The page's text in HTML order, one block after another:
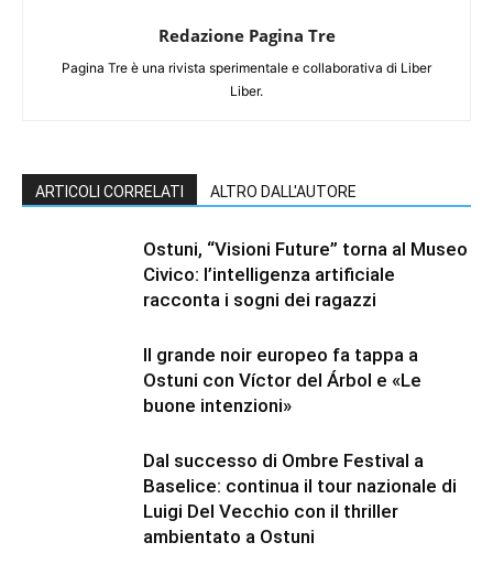
Redazione Pagina Tre
Pagina Tre è una rivista sperimentale e collaborativa di Liber
Liber.
ARTICOLI CORRELATI ALTRO DALL'AUTORE
Ostuni, “Visioni Future” torna al Museo
Civico: l’intelligenza artificiale
racconta i sogni dei ragazzi
Il grande noir europeo fa tappa a
Ostuni con Víctor del Árbol e «Le
buone intenzioni»
Dal successo di Ombre Festival a
Baselice: continua il tour nazionale di
Luigi Del Vecchio con il thriller
ambientato a Ostuni